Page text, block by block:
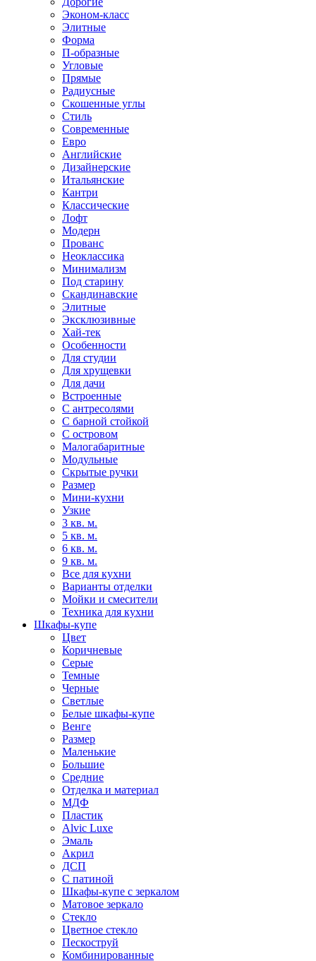
Эконом-класс
Элитные
Форма
П-образные
Угловые
Прямые
Радиусные
Скошенные углы
Стиль
Современные
Евро
Английские
Дизайнерские
Итальянские
Кантри
Классические
Лофт
Модерн
Прованс
Неоклассика
Минимализм
Под старину
Скандинавские
Элитные
Эксклюзивные
Хай-тек
Особенности
Для студии
Для хрущевки
Для дачи
Встроенные
С антресолями
С барной стойкой
С островом
Малогабаритные
Модульные
Скрытые ручки
Размер
Мини-кухни
Узкие
3 кв. м.
5 кв. м.
6 кв. м.
9 кв. м.
Все для кухни
Варианты отделки
Мойки и смесители
Техника для кухни
Шкафы-купе
Цвет
Коричневые
Серые
Темные
Черные
Светлые
Белые шкафы-купе
Венге
Размер
Маленькие
Большие
Средние
Отделка и материал
МДФ
Пластик
Alvic Luxe
Эмаль
Акрил
ДСП
С патиной
Шкафы-купе с зеркалом
Матовое зеркало
Стекло
Цветное стекло
Пескоструй
Комбинированные